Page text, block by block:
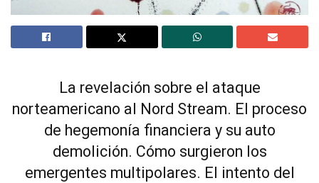
La revelación sobre el ataque
norteamericano al Nord Stream. El proceso
de hegemonía financiera y su auto
demolición. Cómo surgieron los
emergentes multipolares. El intento del